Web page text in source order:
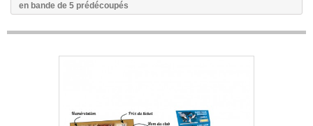
en bande de 5 prédécoupés